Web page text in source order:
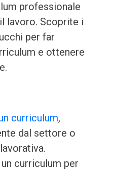
professionale
lavoro. Scoprite i
per far
e ottenere
curriculum,
dal settore o
curriculum per